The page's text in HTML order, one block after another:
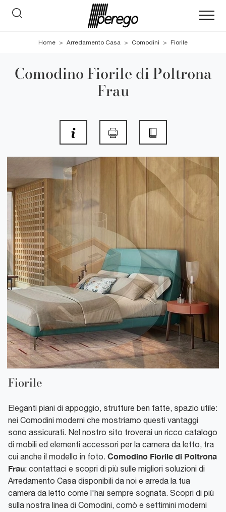
Home > Arredamento Casa > Comodini > Fiorile
Comodino Fiorile di Poltrona
Frau
Fiorile
Eleganti piani di appoggio, strutture ben fatte, spazio utile:
nei Comodini moderni che mostriamo questi vantaggi
sono assicurati. Nel nostro sito troverai un ricco catalogo
di mobili ed elementi accessori per la camera da letto, tra
cui anche il modello in foto. Comodino Fiorile di Poltrona
Frau: contattaci e scopri di più sulle migliori soluzioni di
Arredamento Casa disponibili da noi e arreda la tua
camera da letto come l'hai sempre sognata. Scopri di più
sulla nostra linea di Comodini, comò e settimini moderni